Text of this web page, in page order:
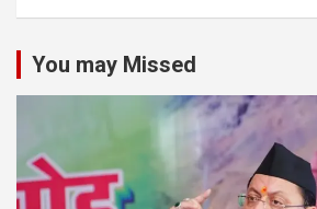
You may Missed